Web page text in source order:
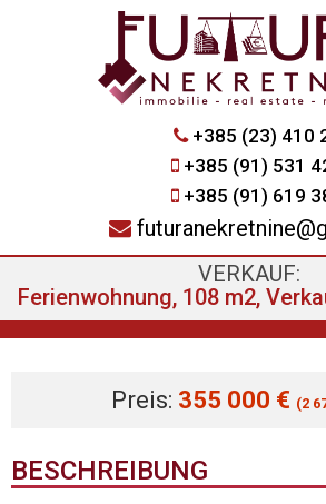
+385 (23) 410
+385 (91) 531
+385 (91) 619
VERKAUF:
Ferienwohnung, 108 m2,
Preis: 355 000 € (2
BESCHREIBUNG